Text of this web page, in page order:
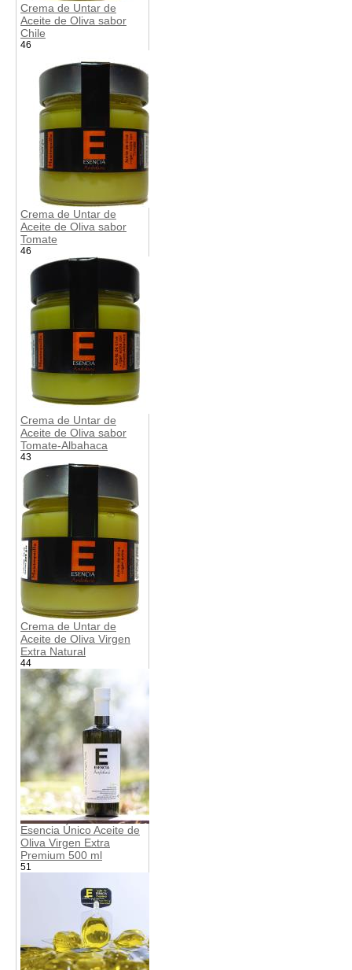
Crema de Untar de
Aceite de Oliva sabor
Chile
46
Crema de Untar de
Aceite de Oliva sabor
Tomate
46
Crema de Untar de
Aceite de Oliva sabor
Tomate-Albahaca
43
Crema de Untar de
Aceite de Oliva Virgen
Extra Natural
44
Esencia Único Aceite de
Oliva Virgen Extra
Premium 500 ml
51